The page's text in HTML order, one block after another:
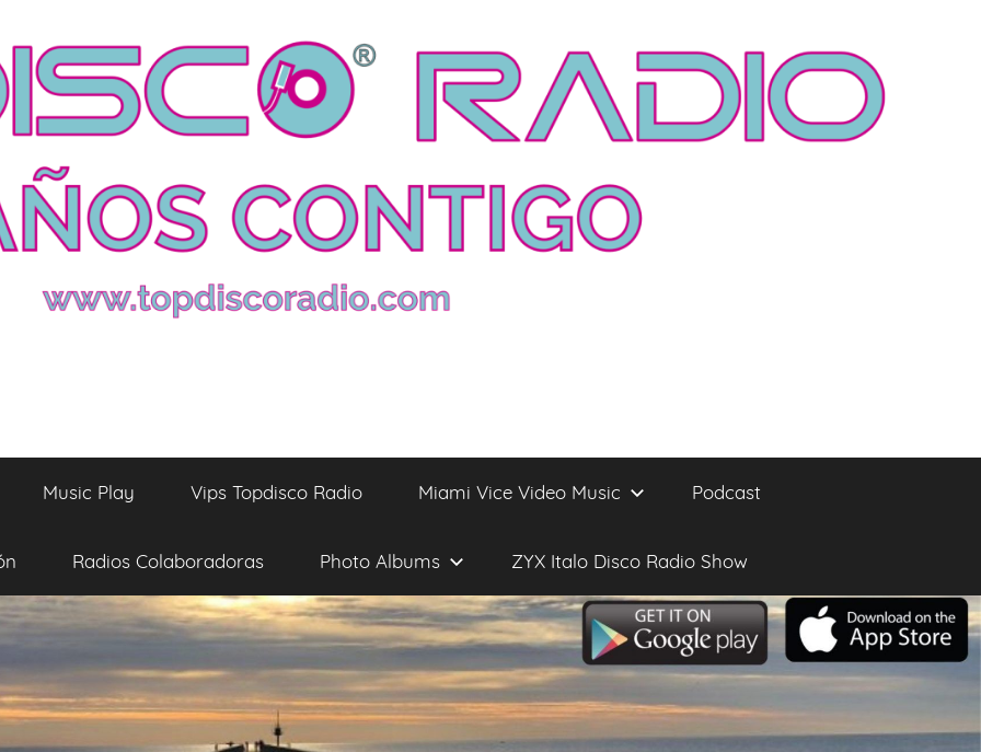
Music Play Vips Topdisco Radio Miami Vice Video Music Podcast
Radios Colaboradoras Photo Albums ZYX Italo Disco Radio Show